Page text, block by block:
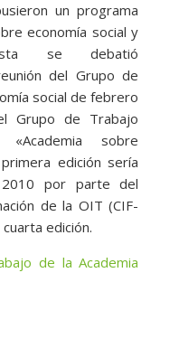
un programa
economía social y
se debatió
del Grupo de
social de febrero
Grupo de Trabajo
sobre
edición sería
por parte del
de la OIT (CIF-
edición.
de la Academia